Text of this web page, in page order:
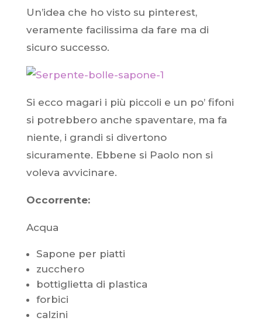
Un’idea che ho visto su pinterest,
veramente facilissima da fare ma di
sicuro successo.
Si ecco magari i più piccoli e un po’ fifoni
si potrebbero anche spaventare, ma fa
niente, i grandi si divertono
sicuramente. Ebbene si Paolo non si
voleva avvicinare.
Occorrente:
Acqua
Sapone per piatti
zucchero
bottiglietta di plastica
forbici
calzini